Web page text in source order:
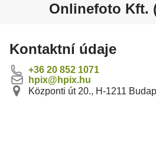
Onlinefoto Kft.
Kontaktní údaje
+36 20 852 1071
hpix@hpix.hu
Központi út 20., H-1211